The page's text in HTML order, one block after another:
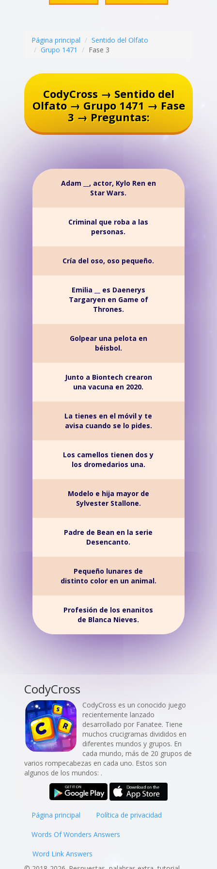
Página principal
Sentido del Olfato
Grupo 1471
Fase 3
CodyCross → Sentido del
Olfato → Grupo 1471 → Fase
3 → Preguntas:
Adam __, actor, Kylo Ren en
Star Wars.
Criminal que roba a las
personas.
Cría del oso, oso pequeño.
Emilia __ es Daenerys
Targaryen en Game of
Thrones.
Golpear una pelota en
béisbol.
Junto a Biontech crearon
una vacuna en 2020.
La tienes en el móvil y te
avisa cuando se lo pides.
Los camellos tienen dos y
los dromedarios una.
Modelo e hija mayor de
Sylvester Stallone.
Padre de Bean en la serie
Desencanto.
Pequeño lunares de
distinto color en un animal.
Profesión de los enanitos
de Blanca Nieves.
CodyCross
CodyCross es un conocido juego
recientemente lanzado
desarrollado por Fanatee. Tiene
muchos crucigramas divididos en
diferentes mundos y grupos. En
cada mundo, más de 20 grupos de
varios rompecabezas en cada uno. Estos son
algunos de los mundos: .
Página principal Política de privacidad
Words Of Wonders Answers
Word Link Answers